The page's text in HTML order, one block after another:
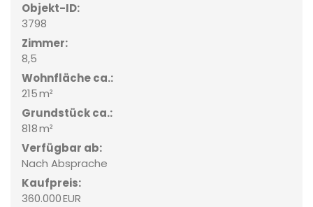
Objekt-ID:
3798
Zimmer:
8,5
Wohnfläche ca.:
215 m²
Grund­stück ca.:
818 m²
Verfügbar ab:
Nach Absprache
Kaufpreis:
360.000 EUR